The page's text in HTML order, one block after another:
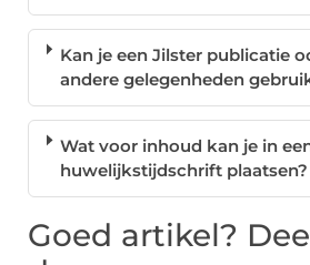
Kan je een Jilster publicatie
andere gelegenheden
Wat voor inhoud kan je in
huwelijkstijdschrift plaatsen?
Goed artikel?